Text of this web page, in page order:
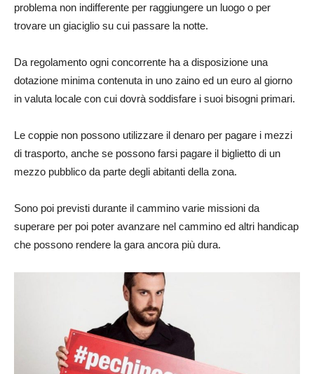
problema non indifferente per raggiungere un luogo o per
trovare un giaciglio su cui passare la notte.
Da regolamento ogni concorrente ha a disposizione una
dotazione minima contenuta in uno zaino ed un euro al giorno
in valuta locale con cui dovrà soddisfare i suoi bisogni primari.
Le coppie non possono utilizzare il denaro per pagare i mezzi
di trasporto, anche se possono farsi pagare il biglietto di un
mezzo pubblico da parte degli abitanti della zona.
Sono poi previsti durante il cammino varie missioni da
superare per poi poter avanzare nel cammino ed altri handicap
che possono rendere la gara ancora più dura.